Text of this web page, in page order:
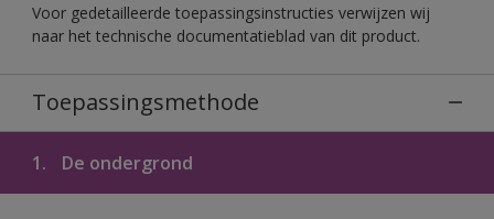
Voor gedetailleerde toepassingsinstructies verwijzen wij
naar het technische documentatieblad van dit product.
Toepassingsmethode
1. De ondergrond